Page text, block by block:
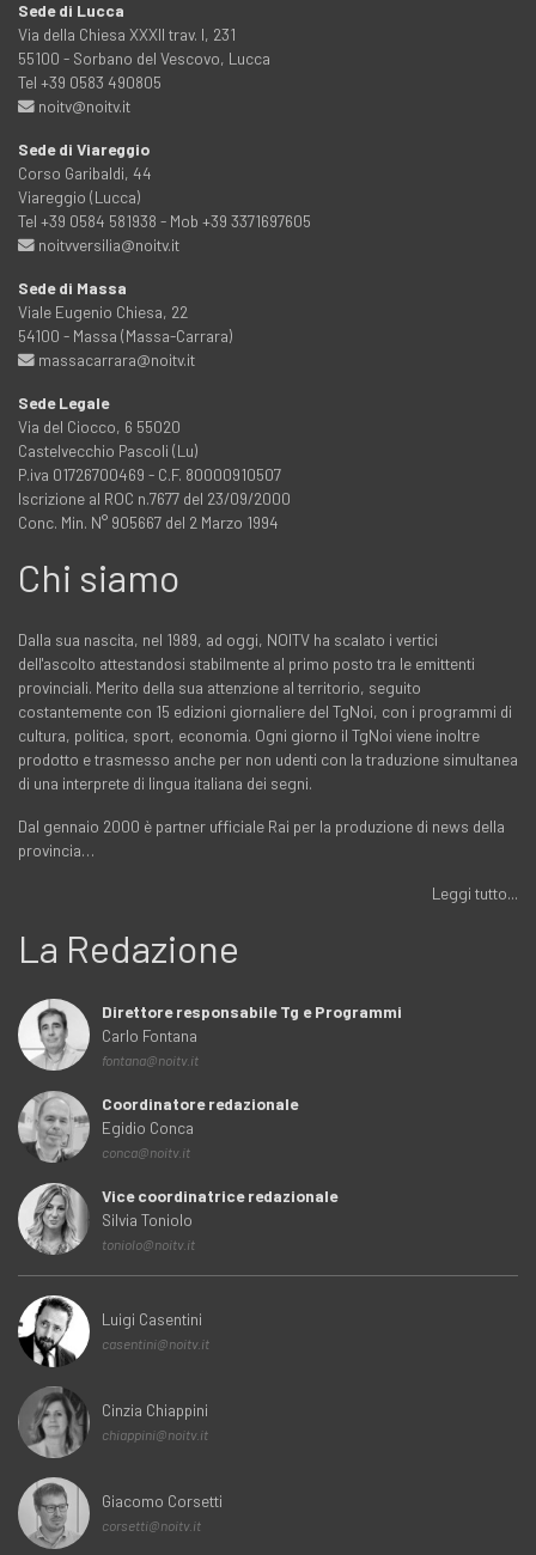
Sede di Lucca
Via della Chiesa XXXII trav. I, 231
55100 - Sorbano del Vescovo, Lucca
Tel +39 0583 490805
noitv@noitv.it
Sede di Viareggio
Corso Garibaldi, 44
Viareggio (Lucca)
Tel +39 0584 581938 - Mob +39 3371697605
noitvversilia@noitv.it
Sede di Massa
Viale Eugenio Chiesa, 22
54100 - Massa (Massa-Carrara)
massacarrara@noitv.it
Sede Legale
Via del Ciocco, 6 55020
Castelvecchio Pascoli (Lu)
P.iva 01726700469 - C.F. 80000910507
Iscrizione al ROC n.7677 del 23/09/2000
Conc. Min. N° 905667 del 2 Marzo 1994
Chi siamo
Dalla sua nascita, nel 1989, ad oggi, NOITV ha scalato i vertici
dell'ascolto attestandosi stabilmente al primo posto tra le emittenti
provinciali. Merito della sua attenzione al territorio, seguito
costantemente con 15 edizioni giornaliere del TgNoi, con i programmi di
cultura, politica, sport, economia. Ogni giorno il TgNoi viene inoltre
prodotto e trasmesso anche per non udenti con la traduzione simultanea
di una interprete di lingua italiana dei segni.
Dal gennaio 2000 è partner ufficiale Rai per la produzione di news della
provincia…
Leggi tutto...
La Redazione
Direttore responsabile Tg e Programmi
Carlo Fontana
fontana@noitv.it
Coordinatore redazionale
Egidio Conca
conca@noitv.it
Vice coordinatrice redazionale
Silvia Toniolo
toniolo@noitv.it
Luigi Casentini
casentini@noitv.it
Cinzia Chiappini
chiappini@noitv.it
Giacomo Corsetti
corsetti@noitv.it